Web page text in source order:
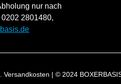
nur nach
2801480,
Versandkosten | © 2024